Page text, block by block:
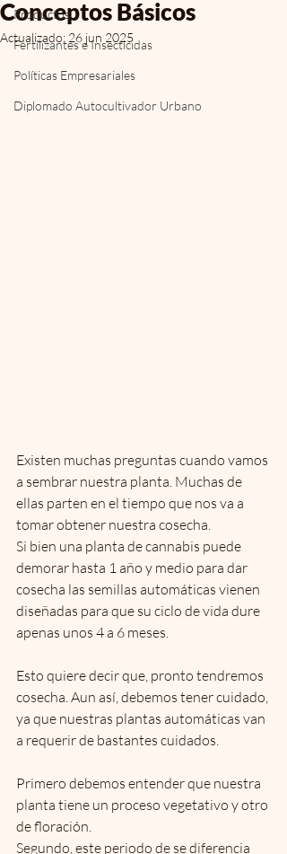
Productos
Fertilizantes e Insecticidas
Políticas Empresariales
Diplomado Autocultivador Urbano
Conceptos Básicos
Actualizado: 26 jun 2025
Existen muchas preguntas cuando vamos
a sembrar nuestra planta. Muchas de
ellas parten en el tiempo que nos va a
tomar obtener nuestra cosecha.
Si bien una planta de cannabis puede
demorar hasta 1 año y medio para dar
cosecha las semillas automáticas vienen
diseñadas para que su ciclo de vida dure
apenas unos 4 a 6 meses.
Esto quiere decir que, pronto tendremos
cosecha. Aun así, debemos tener cuidado,
ya que nuestras plantas automáticas van
a requerir de bastantes cuidados.
Primero debemos entender que nuestra
planta tiene un proceso vegetativo y otro
de floración.
Segundo, este periodo de se diferencia